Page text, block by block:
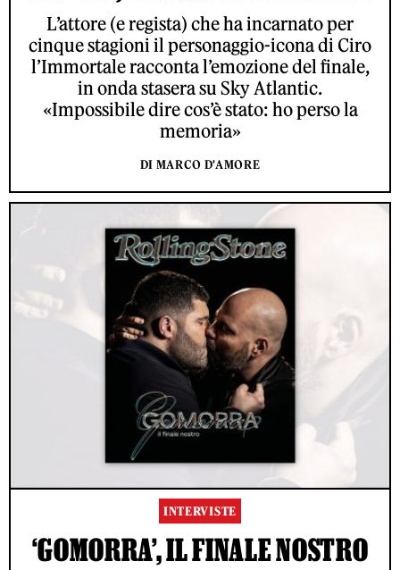
L’attore (e regista) che ha incarnato per
cinque stagioni il personaggio-icona di Ciro
l’Immortale racconta l’emozione del finale,
in onda stasera su Sky Atlantic.
«Impossibile dire cos’è stato: ho perso la
memoria»
DI MARCO D'AMORE
INTERVISTE
‘GOMORRA’, IL FINALE NOSTRO